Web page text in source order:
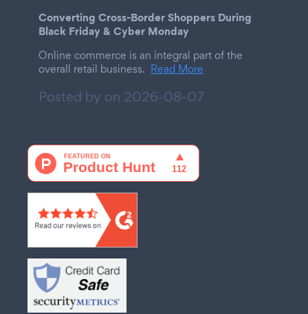
Converting Cross-Border Shoppers During
Black Friday & Cyber Monday
Online commerce is an integral part of the
overall retail business. Read More
Posted by on 2026-08-07